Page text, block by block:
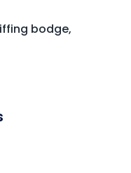
bodge,